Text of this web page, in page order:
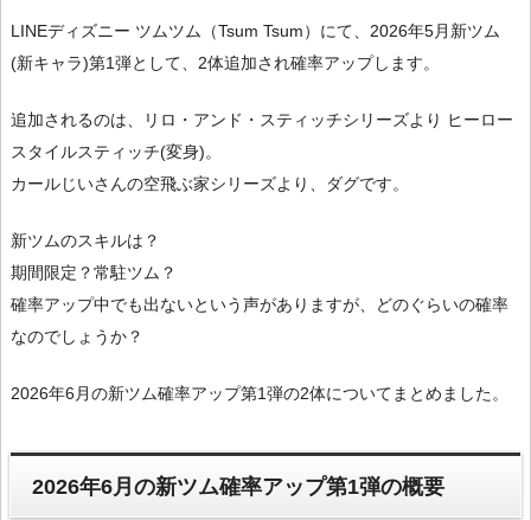
LINEディズニー ツムツム（Tsum Tsum）にて、2026年5月新ツム
(新キャラ)第1弾として、2体追加され確率アップします。
追加されるのは、リロ・アンド・スティッチシリーズより ヒーロー
スタイルスティッチ(変身)。
カールじいさんの空飛ぶ家シリーズより、ダグです。
新ツムのスキルは？
期間限定？常駐ツム？
確率アップ中でも出ないという声がありますが、どのぐらいの確率
なのでしょうか？
2026年6月の新ツム確率アップ第1弾の2体についてまとめました。
2026年6月の新ツム確率アップ第1弾の概要